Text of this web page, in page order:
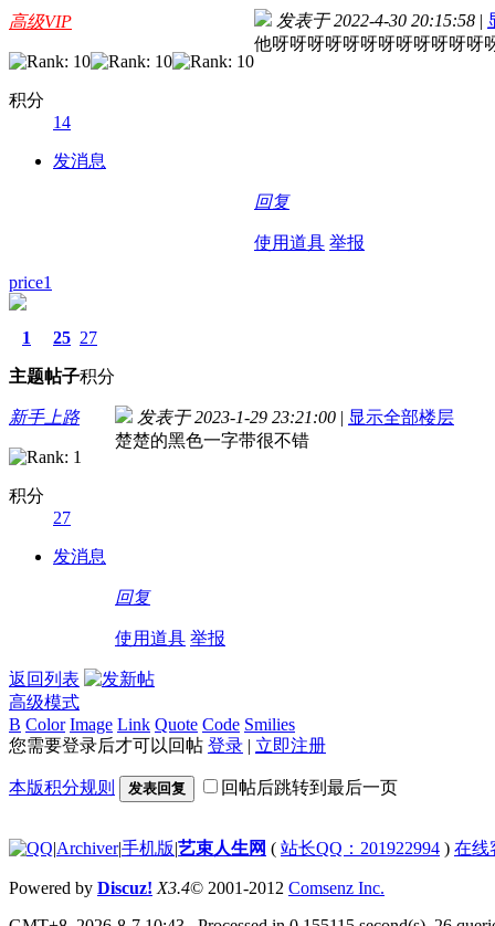
高级VIP
积分
14
发消息
发表于 2022-4-30 20:15:58 |
他呀呀呀呀呀呀呀呀呀呀呀呀
回复
使用道具 举报
price1
1
主题
25
帖子
27
积分
新手上路
积分
27
发消息
发表于 2023-1-29 23:21:00 | 显示全部楼层
楚楚的黑色一字带很不错
回复
使用道具 举报
返回列表
高级模式
B Color Image Link Quote Code Smilies
您需要登录后才可以回帖 登录 | 立即注册
本版积分规则 发表回复 回帖后跳转到最后一页
|Archiver|手机版|艺束人生网 ( 站长QQ：201922994 ) 在线
Powered by Discuz! X3.4© 2001-2012 Comsenz Inc.